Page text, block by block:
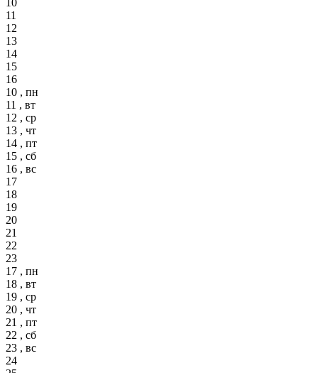
11
12
13
14
15
16
10 , пн
11 , вт
12 , ср
13 , чт
14 , пт
15 , сб
16 , вс
17
18
19
20
21
22
23
17 , пн
18 , вт
19 , ср
20 , чт
21 , пт
22 , сб
23 , вс
24